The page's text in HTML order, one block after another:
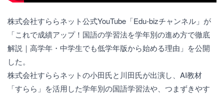
株式会社すららネット公式YouTube「Edu-bizチャンネル」が
「これで成績アップ！国語の学習法を学年別の進め方で徹底
解説｜高学年・中学生でも低学年版から始める理由」を公開
した。
株式会社すららネットの小田氏と川田氏が出演し、AI教材
「すらら」を活用した学年別の国語学習法や、つまずきやす